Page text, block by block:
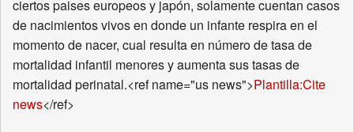
ciertos paises europeos y japón, solamente cuentan casos
de nacimientos vivos en donde un infante respira en el
momento de nacer, cual resulta en número de tasa de
mortalidad infantil menores y aumenta sus tasas de
mortalidad perinatal.<ref name="us news">Plantilla:Cite
news</ref>